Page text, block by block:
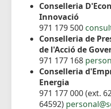
Conselleria
Innovació
971 179 500
Conselleria de
de l'Acció de
971 177 168
Conselleria
Energia
971 177 000 (ext.
64592)